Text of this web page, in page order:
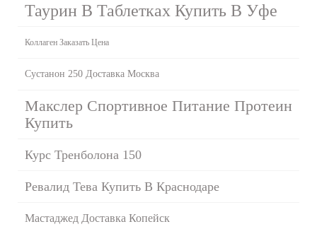
Таурин В Таблетках Купить В Уфе
Коллаген Заказать Цена
Сустанон 250 Доставка Москва
Макслер Спортивное Питание Протеин
Купить
Курс Тренболона 150
Ревалид Тева Купить В Краснодаре
Мастаджед Доставка Копейск